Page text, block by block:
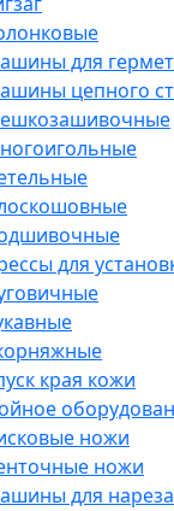
для
цепного
для
края кожи
ножи
ножи
для